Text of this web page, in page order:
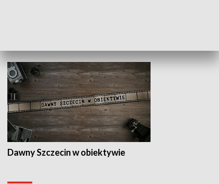
Dawny Szczecin w obiektywie